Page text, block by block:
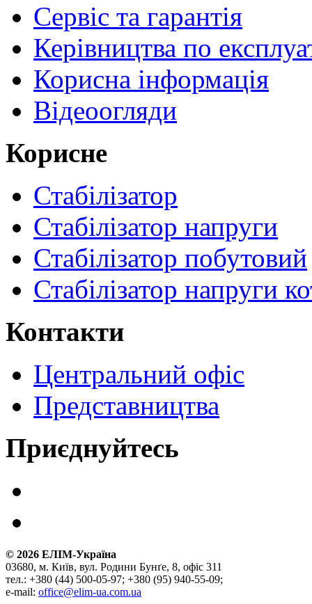
Сервіс та гарантія
Керівництва по
Корисна інформація
Відеоогляди
Корисне
Стабілізатор
Стабілізатор напруги
Стабілізатор побутовий
Стабілізатор напруги
Контакти
Центральний офіс
Представництва
Приєднуйтесь
© 2026 ЕЛІМ-Україна
03680, м. Київ, вул. Родини Бунґе, 8, офіс 311
тел.: +380 (44) 500-05-97; +380 (95) 940-55-09;
e-mail: office@elim-ua.com.ua